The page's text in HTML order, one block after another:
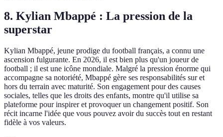
8. Kylian Mbappé : La pression de la
superstar
Kylian Mbappé, jeune prodige du football français, a connu une
ascension fulgurante. En 2026, il est bien plus qu'un joueur de
football ; il est une icône mondiale. Malgré la pression énorme qui
accompagne sa notoriété, Mbappé gère ses responsabilités sur et
hors du terrain avec maturité. Son engagement pour des causes
sociales, telles que les droits des enfants, montre qu'il utilise sa
plateforme pour inspirer et provoquer un changement positif. Son
récit incarne l'idée que vous pouvez avoir du succès tout en restant
fidèle à vos valeurs.